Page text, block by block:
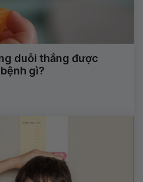
duỗi thẳng được
gì?